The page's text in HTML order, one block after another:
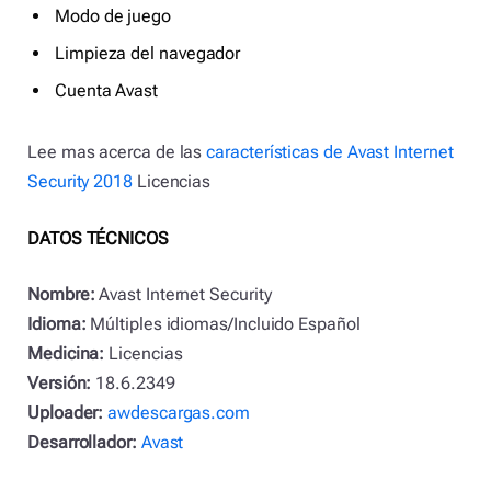
Modo de juego
Limpieza del navegador
Cuenta Avast
Lee mas acerca de lascaracterísticas de Avast Internet
Security 2018Licencias
DATOS TÉCNICOS
Nombre: Avast Internet Security
Idioma: Múltiples idiomas/Incluido Español
Medicina: Licencias
Versión: 18.6.2349
Uploader: awdescargas.com
Desarrollador: Avast